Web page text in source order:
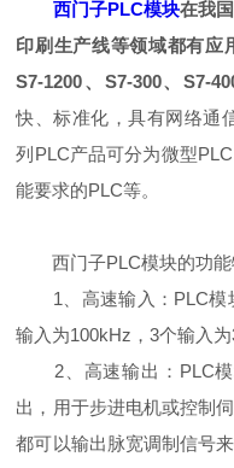
西门子PLC模块在我
印刷生产线等领域都有应
S7-1200、S7-300、S7-
快、标准化，具有网络通
列PLC产品可分为微型
能要求的PLC等。
西门子PLC模块的功能
1、高速输入：PLC模
输入为100kHz，3个输入
2、高速输出：PLC模
出，用于步进电机或控制
都可以输出脉宽调制信号